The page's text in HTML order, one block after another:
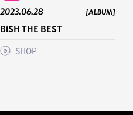
2023.06.28 [ALBUM]
BiSH THE BEST
SHOP